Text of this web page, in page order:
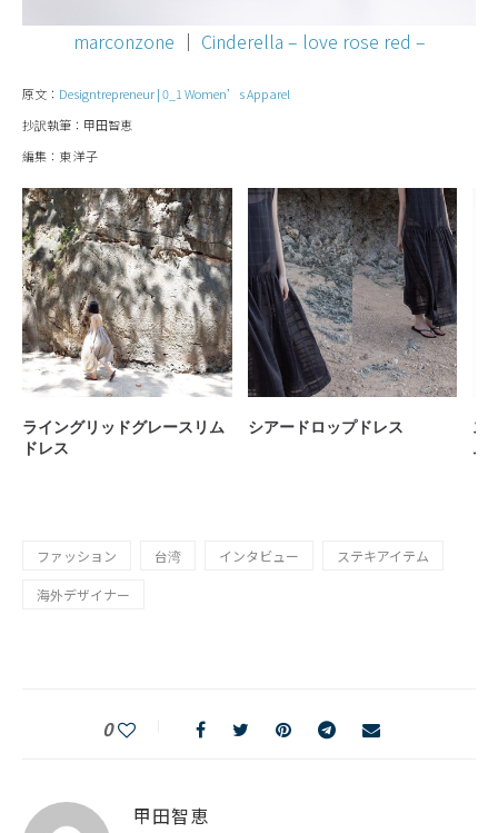
marconzone │ Cinderella – love rose red –
原文： Designtrepreneur | 0_1 Women’s Apparel
抄訳執筆：甲田智恵
編集：東 洋子
ライングリッドグレースリム
ドレス
シアードロップドレス
ス
ム
ファッション 台湾 インタビュー ステキアイテム
海外デザイナー
0
甲田智恵